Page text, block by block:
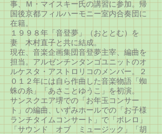
事、Ｍ・マイスキー氏の講習に参加。帰
国後京都フィルハーモニー室内合奏団に
在籍。
１９９８年「音登夢」（おととむ）を
妻 木村直子と共に結成。
現在、音楽企画集団音登夢主宰、編曲を
担当。アルゼンチンタンゴユニットのオ
ルケスタ・アストロリコのメンバー。２
０１２年には自ら作曲した音楽物語「蜘
蛛の糸」「あさことゆうこ」を初演。
サンスクエア堺での「お年玉コンサー
ト」の編曲、いずみホールでの「お子様
ランチタイムコンサート」で「ボレロ」
「サウンド オブ ミュージック」「胡